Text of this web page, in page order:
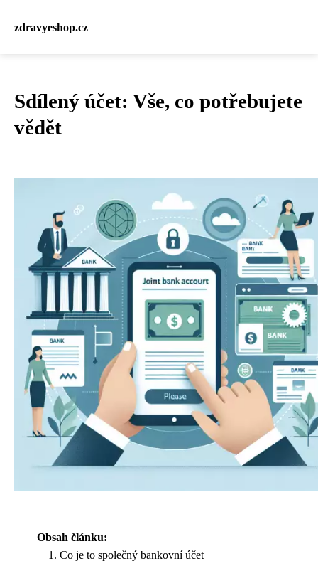
zdravyeshop.cz
Sdílený účet: Vše, co potřebujete
vědět
Obsah článku:
Co je to společný bankovní účet